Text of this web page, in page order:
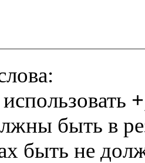
+
быть в
быть не